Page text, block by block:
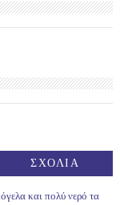
ΣΧΟΛΙΑ
και πολύ νερό τα